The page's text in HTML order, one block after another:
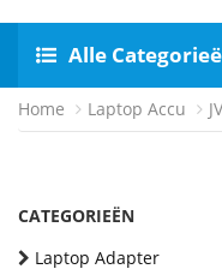
Alle
Home Laptop Accu
CATEGORIEËN
Laptop Adapter